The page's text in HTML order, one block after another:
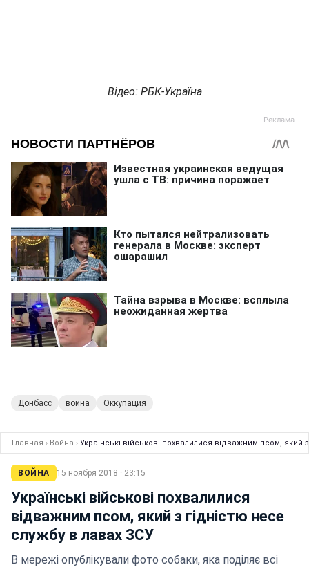
Відео: РБК-Україна
Донбасс война Оккупация
Главная › Война › Українські військові похвалилися відважним псом, який
ВОЙНА 15 ноября 2018 · 23:15
Українські військові похвалилися
відважним псом, який з гідністю несе
службу в лавах ЗСУ
В мережі опублікували фото собаки, яка поділяє всі